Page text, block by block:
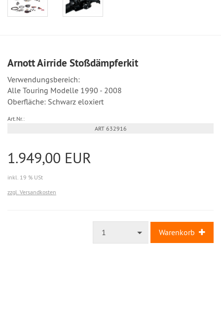
Arnott Airride Stoßdämpferkit
Verwendungsbereich:
Alle Touring Modelle 1990 - 2008
Oberfläche: Schwarz eloxiert
Art.Nr.:
ART 632916
1.949,00 EUR
inkl. 19 % USt
zzgl. Versandkosten
1 Warenkorb